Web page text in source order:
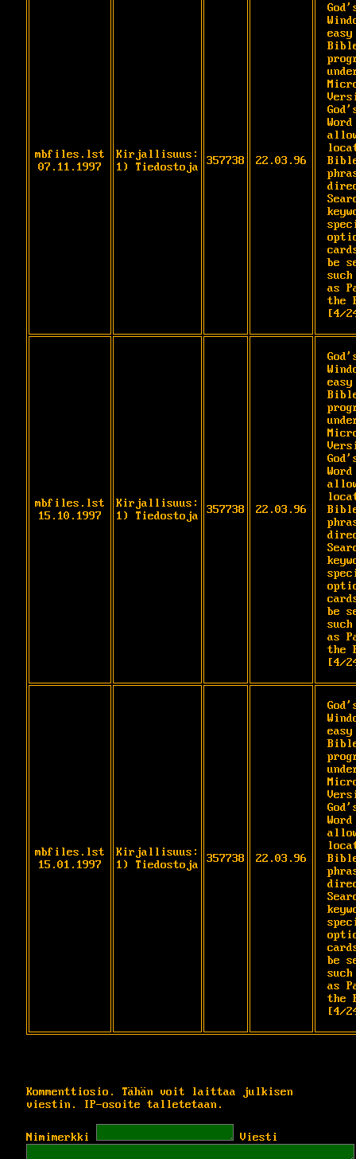
mbfiles.lst
07.11.1997
Kirjallisuus:
1) Tiedostoja
357738 22.03.96
be
such
as
the
[4/
mbfiles.lst
15.10.1997
Kirjallisuus:
1) Tiedostoja
357738 22.03.96
be
such
as
the
[4/
mbfiles.lst
15.01.1997
Kirjallisuus:
1) Tiedostoja
357738 22.03.96
be
such
as
the
[4/
Kommenttiosio. Tähän voit laittaa julkisen
viestin. IP-osoite talletetaan.
Nimimerkki Viesti